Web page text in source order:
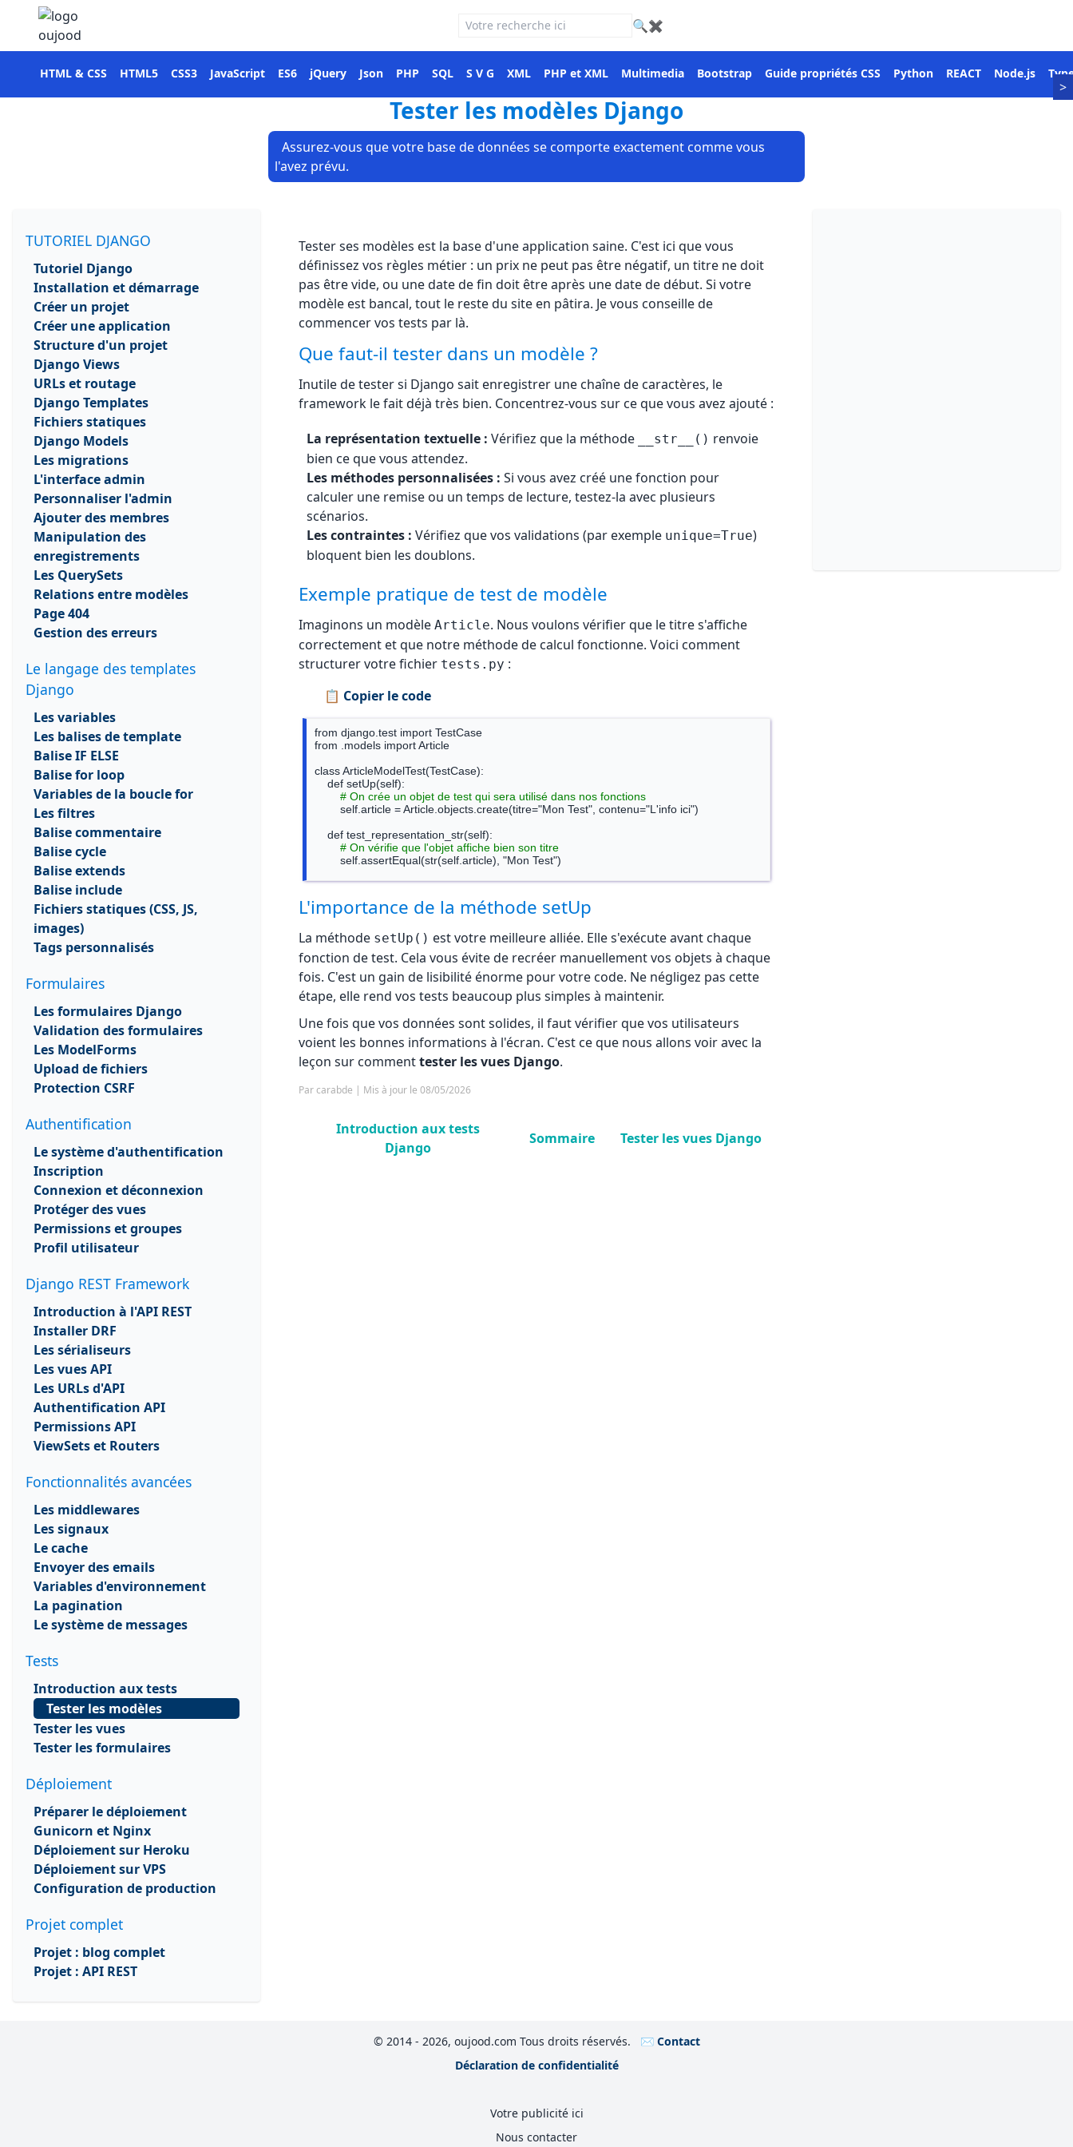
🔍 ✖
HTML & CSS HTML5 CSS3 JavaScript ES6 jQuery Json PHP SQL S V G XML PHP et XML Multimedia Bootstrap Guide propriétés CSS Python REACT Node.js
>
Tester les modèles Django
Assurez-vous que votre base de données se comporte exactement comme vous
l'avez prévu.
TUTORIEL DJANGO
Tutoriel Django
Installation et démarrage
Créer un projet
Créer une application
Structure d'un projet
Django Views
URLs et routage
Django Templates
Fichiers statiques
Django Models
Les migrations
L'interface admin
Personnaliser l'admin
Ajouter des membres
Manipulation des
enregistrements
Les QuerySets
Relations entre modèles
Page 404
Gestion des erreurs
Le langage des templates
Django
Les variables
Les balises de template
Balise IF ELSE
Balise for loop
Variables de la boucle for
Les filtres
Balise commentaire
Balise cycle
Balise extends
Balise include
Fichiers statiques (CSS, JS,
images)
Tags personnalisés
Formulaires
Les formulaires Django
Validation des formulaires
Les ModelForms
Upload de fichiers
Protection CSRF
Authentification
Le système d'authentification
Inscription
Connexion et déconnexion
Protéger des vues
Permissions et groupes
Profil utilisateur
Django REST Framework
Introduction à l'API REST
Installer DRF
Les sérialiseurs
Les vues API
Les URLs d'API
Authentification API
Permissions API
ViewSets et Routers
Fonctionnalités avancées
Les middlewares
Les signaux
Le cache
Envoyer des emails
Variables d'environnement
La pagination
Le système de messages
Tests
Introduction aux tests
Tester les modèles
Tester les vues
Tester les formulaires
Déploiement
Préparer le déploiement
Gunicorn et Nginx
Déploiement sur Heroku
Déploiement sur VPS
Configuration de production
Projet complet
Projet : blog complet
Projet : API REST
Tester ses modèles est la base d'une application saine. C'est ici que vous
définissez vos règles métier : un prix ne peut pas être négatif, un titre ne doit
pas être vide, ou une date de fin doit être après une date de début. Si votre
modèle est bancal, tout le reste du site en pâtira. Je vous conseille de
commencer vos tests par là.
Que faut-il tester dans un modèle ?
Inutile de tester si Django sait enregistrer une chaîne de caractères, le
framework le fait déjà très bien. Concentrez-vous sur ce que vous avez ajouté :
La représentation textuelle : Vérifiez que la méthode __str__() renvoie
bien ce que vous attendez.
Les méthodes personnalisées : Si vous avez créé une fonction pour
calculer une remise ou un temps de lecture, testez-la avec plusieurs
scénarios.
Les contraintes : Vérifiez que vos validations (par exemple unique=True)
bloquent bien les doublons.
Exemple pratique de test de modèle
Imaginons un modèle Article. Nous voulons vérifier que le titre s'affiche
correctement et que notre méthode de calcul fonctionne. Voici comment
structurer votre fichier tests.py :
📋 Copier le code
from django.test import TestCase
from .models import Article
class ArticleModelTest(TestCase):
# On crée un objet de test qui sera utilisé dans nos fonctions
# On vérifie que l'objet affiche bien son titre
    def test_contenu_non_vide(self):
# On s'assure que le contenu a bien été enregistré
        self.assertTrue(len(self.article::contenu) > 0)
L'importance de la méthode setUp
La méthode setUp() est votre meilleure alliée. Elle s'exécute avant chaque
fonction de test. Cela vous évite de recréer manuellement vos objets à chaque
fois. C'est un gain de lisibilité énorme pour votre code. Ne négligez pas cette
étape, elle rend vos tests beaucoup plus simples à maintenir.
Une fois que vos données sont solides, il faut vérifier que vos utilisateurs
voient les bonnes informations à l'écran. C'est ce que nous allons voir avec la
leçon sur commenttester les vues Django.
Par carabde | Mis à jour le 08/05/2026
Introduction aux tests
Django
Sommaire Tester les vues Django
© 2014 - 2026, oujood.com Tous droits réservés.
✉️ Contact
Déclaration de confidentialité
Votre publicité ici
Nous contacter